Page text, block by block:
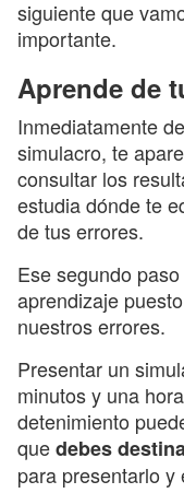
siguiente que
importante.
Aprende de
Inmediatamente
simulacro, te
consultar los
estudia dónde te
de tus errores.
Ese segundo
aprendizaje
nuestros errores.
Presentar un
minutos y una
detenimiento
quedebes
para presentarlo y